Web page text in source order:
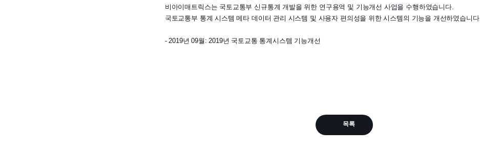
비아이매트릭스는 국토교통부 신규통계 개발을 위한 연구용역 및 기능개선 사업을 수행하였습니다.
국토교통부 통계 시스템 메타 데이터 관리 시스템 및 사용자 편의성을 위한 시스템의 기능을 개선하였습니다.
- 2019년 09월: 2019년 국토교통 통계시스템 기능개선
목록